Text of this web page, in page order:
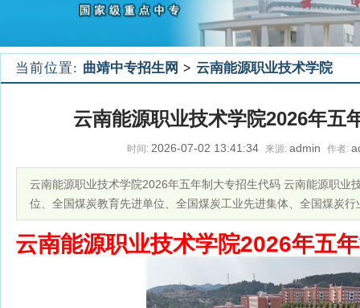
当前位置: 曲靖中专招生网 > 云南能源职业技术学院
云南能源职业技术学院2026年五
时间: 2026-07-02 13:41:34 来源: admin 作者:
云南能源职业技术学院2026年五年制大专招生代码 云南能源职业
位、全国煤炭教育先进单位、全国煤炭工业先进集体、全国煤炭
云南能源职业技术学院2026年五